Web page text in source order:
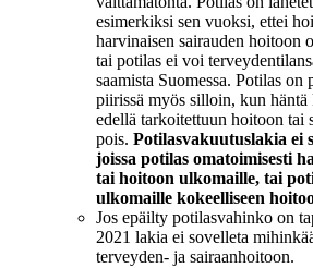
esimerkiksi sen vuoksi, ettei
harvinaisen sairauden hoitoon
tai potilas ei voi
saamista Suomessa. Potilas on
piirissä myös silloin, kun
edellä tarkoitettuun hoitoon tai
pois. Potilasvakuutuslakia ei
joissa potilas omatoimisesti
tai hoitoon ulkomaille, tai
ulkomaille kokeelliseen
Jos epäilty potilasvahinko on
2021 lakia ei sovelleta
terveyden- ja sairaanhoitoon.